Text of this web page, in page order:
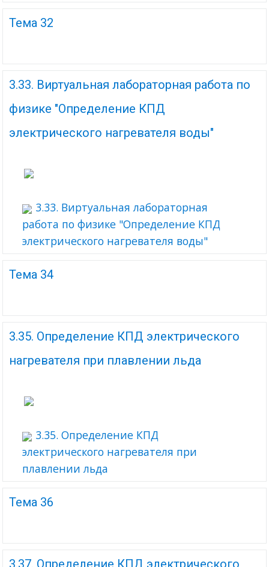
Тема 32
3.33. Виртуальная лабораторная работа по
физике "Определение КПД
электрического нагревателя воды"
3.33. Виртуальная лабораторная
работа по физике "Определение КПД
электрического нагревателя воды"
Тема 34
3.35. Определение КПД электрического
нагревателя при плавлении льда
3.35. Определение КПД
электрического нагревателя при
плавлении льда
Тема 36